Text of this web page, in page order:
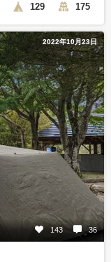
129 175
2022年10月23日
143 36